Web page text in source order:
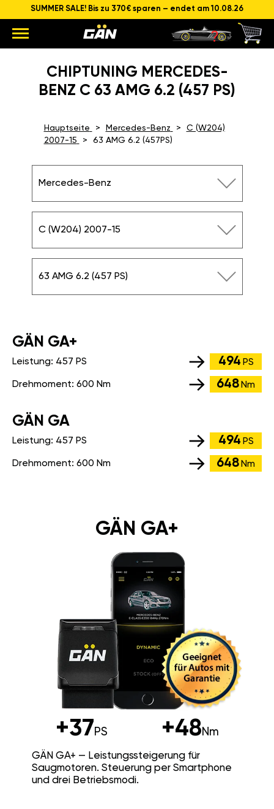
SUMMER SALE! Bis zu 370€ sparen – endet am 10.08.26
CHIPTUNING MERCEDES-
BENZ C 63 AMG 6.2 (457 PS)
Hauptseite Mercedes-Benz
C (W204)
2007-15
63 AMG 6.2 (457PS)
Mercedes-Benz
C (W204) 2007-15
63 AMG 6.2 (457 PS)
GÄN GA+
Leistung: 457 PS 494 PS
Drehmoment: 600 Nm 648 Nm
GÄN GA
Leistung: 457 PS 494 PS
Drehmoment: 600 Nm 648 Nm
GÄN GA+
+37PS +48Nm
GÄN GA+ — Leistungssteigerung für
Saugmotoren. Steuerung per Smartphone
und drei Betriebsmodi.